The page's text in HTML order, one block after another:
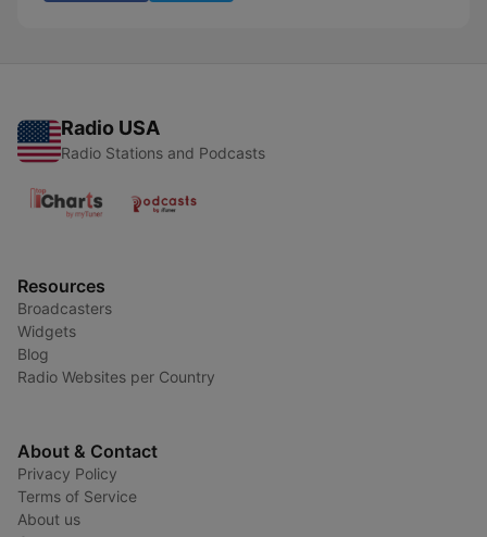
Radio USA
Radio Stations and Podcasts
Resources
Broadcasters
Widgets
Blog
Radio Websites per Country
About & Contact
Privacy Policy
Terms of Service
About us